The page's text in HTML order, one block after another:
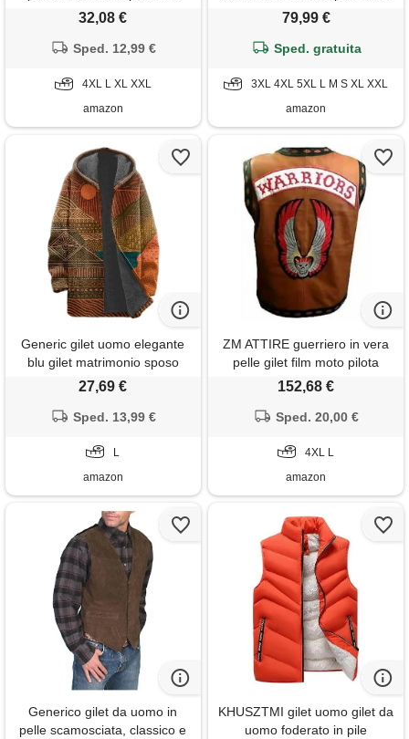
comodo, unisex, per attività
e colletto alto, leggero, con
moda, per attività all'aria
32,08 €
Sped. 12,99 €
4XL L XL XXL
amazon
da uomo - design classico
cerniera gilet da motociclista
da pesca
79,99 €
Sped. gratuita
3XL 4XL 5XL L M S XL XXL
amazon
Generic gilet uomo elegante
blu gilet matrimonio sposo
cappotto uomo grigio corto
blazer bianco uomo giacca
uomo da baseball gilet
giacca uomo pelle marrone
cappotti corti con
27,69 €
Sped. 13,99 €
L
amazon
ZM ATTIRE guerriero in vera
pelle gilet film moto pilota
halloween costume, marrone
- vera pelle, l
152,68 €
Sped. 20,00 €
4XL L
amazon
Generico gilet da uomo in
pelle scamosciata, classico e
KHUSZTMI gilet uomo gilet da
uomo foderato in pile